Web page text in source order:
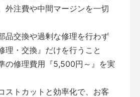
外注費や中間マージンを一切
品交換や過剰な修理を行わず
理・交換』だけを行うこと
の修理費用『5,500円～』を実
ストカットと効率化で、お客